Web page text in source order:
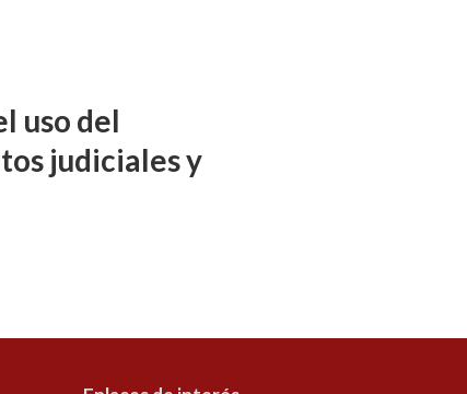
uso del
judiciales y